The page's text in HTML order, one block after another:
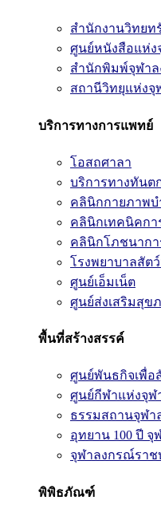
สำนักงานวิทยท
ศูนย์หนังสือแห่ง
สำนักพิมพ์จุฬา
สถานีวิทยุแห่งจุ
บริการทางการแพทย์
โอสถศาลา
บริการทางทันต
คลินิกกายภาพบ
คลินิกเทคนิคกา
คลินิกโภชนาก
โรงพยาบาลสัต
ศูนย์เอ็มเน็ต
ศูนย์ส่งเสริมสุข
พื้นที่สร้างสรรค์
ศูนย์พันธกิจเพื่อ
ศูนย์กีฬาแห่งจุฬ
ธรรมสถานจุฬ
อุทยาน 100 ปี จุ
จุฬาลงกรณ์รา
พิพิธภัณฑ์